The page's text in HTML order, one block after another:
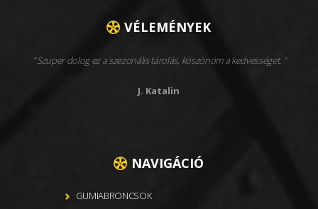
VÉLEMÉNYEK
Szuper dolog ez a szezonális tárolás, köszönöm a kedvességet.
J. Katalin
NAVIGÁCIÓ
GUMIABRONCSOK